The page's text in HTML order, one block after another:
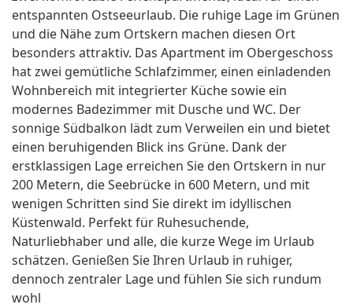
entspannten Ostseeurlaub. Die ruhige Lage im Grünen
und die Nähe zum Ortskern machen diesen Ort
besonders attraktiv. Das Apartment im Obergeschoss
hat zwei gemütliche Schlafzimmer, einen einladenden
Wohnbereich mit integrierter Küche sowie ein
modernes Badezimmer mit Dusche und WC. Der
sonnige Südbalkon lädt zum Verweilen ein und bietet
einen beruhigenden Blick ins Grüne. Dank der
erstklassigen Lage erreichen Sie den Ortskern in nur
200 Metern, die Seebrücke in 600 Metern, und mit
wenigen Schritten sind Sie direkt im idyllischen
Küstenwald. Perfekt für Ruhesuchende,
Naturliebhaber und alle, die kurze Wege im Urlaub
schätzen. Genießen Sie Ihren Urlaub in ruhiger,
dennoch zentraler Lage und fühlen Sie sich rundum
wohl